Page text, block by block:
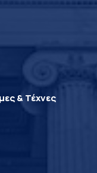
& Τέχνες